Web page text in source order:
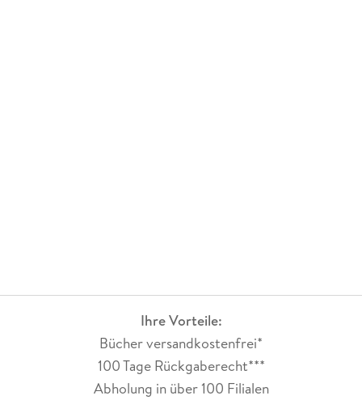
Ihre Vorteile:
Bücher versandkostenfrei*
100 Tage Rückgaberecht***
Abholung in über 100 Filialen